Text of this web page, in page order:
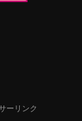
ーリンク